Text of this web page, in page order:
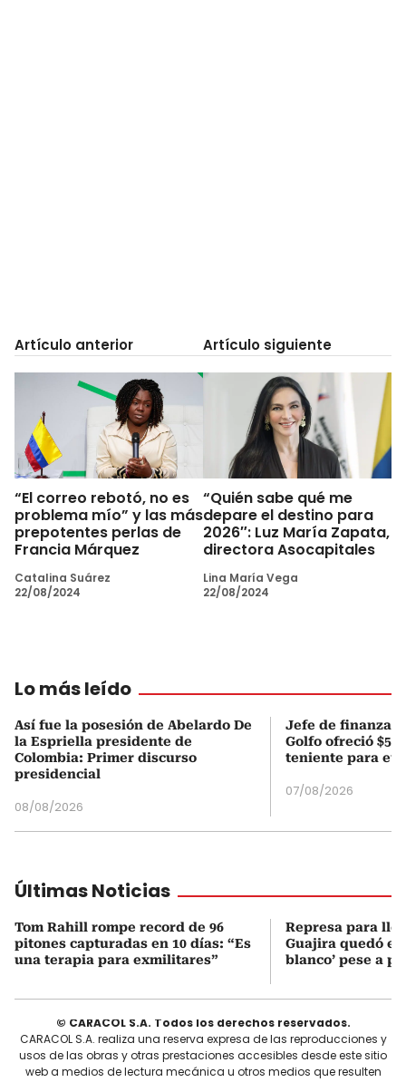
Artículo anterior
“El correo rebotó, no es
problema mío” y las más
prepotentes perlas de
Francia Márquez
Catalina Suárez
22/08/2024
Artículo siguiente
“Quién sabe qué me
depare el destino para
2026″: Luz María Zapata,
directora Asocapitales
Lina María Vega
22/08/2024
Lo más leído
Así fue la posesión de Abelardo De
la Espriella presidente de
Colombia: Primer discurso
presidencial
08/08/2026
Jefe de finanzas
Golfo ofreció
teniente para
07/08/2026
Últimas Noticias
Tom Rahill rompe record de 96
pitones capturadas en 10 días: “Es
una terapia para exmilitares”
Represa para
Guajira quedó en
blanco’ pese a
© CARACOL S.A. Todos los derechos reservados.
CARACOL S.A. realiza una reserva expresa de las reproducciones y
usos de las obras y otras prestaciones accesibles desde este sitio
web a medios de lectura mecánica u otros medios que resulten